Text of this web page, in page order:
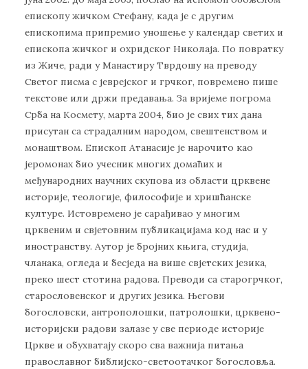
епископу жичком Стефану, када је с другим
епископима припремио уношење у календар светих и
епископа жичког и охридског Николаја. По повратку
из Жиче, ради у Манастиру Тврдошу на преводу
Светог писма с јеврејског и грчког, повремено пише
текстове или држи предавања. За вријеме погрома
Срба на Космету, марта 2004, био је свих тих дана
присутан са страдалним народом, свештенством и
монаштвом. Епископ Атанасије је нарочито као
јеромонах био учесник многих домаћих и
међународних научних скупова из области црквене
историје, теологије, философије и хришћанске
културе. Истовремено је сарађивао у многим
црквеним и свјетовним публикацијама код нас и у
иностранству. Аутор је бројних књига, студија,
чланака, огледа и бесједа на више свјетских језика,
преко шест стотина радова. Преводи са старогрчког,
старословенског и других језика. Његови
богословски, антрополошки, патролошки, црквено-
историјски радови залазе у све периоде историје
Цркве и обухватају скоро сва важнија питања
православног библијско-светоотачког богословља.